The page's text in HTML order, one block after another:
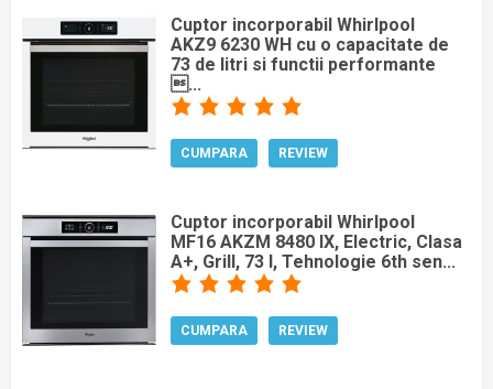
Cuptor incorporabil Whirlpool
AKZ9 6230 WH cu o capacitate de
73 de litri si functii performante
...
CUMPARA REVIEW
Cuptor incorporabil Whirlpool
MF16 AKZM 8480 IX, Electric, Clasa
A+, Grill, 73 l, Tehnologie 6th sen...
CUMPARA REVIEW